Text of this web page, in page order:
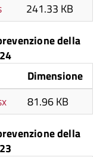
241.33 KB
della
Dimensione
81.96 KB
della